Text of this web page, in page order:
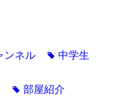
ンネル tag 中学生
tag 部屋紹介